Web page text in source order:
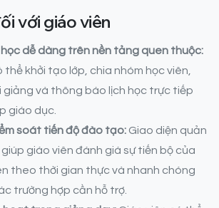
với giáo viên
dễ dàng trên nền tảng quen thuộc:
thể khởi tạo lớp, chia nhóm học viên,
và thông báo lịch học trực tiếp
giáo dục.
soát tiến độ đào tạo: Giao diện quản
giáo viên đánh giá sự tiến bộ của
theo thời gian thực và nhanh chóng
trường hợp cần hỗ trợ.